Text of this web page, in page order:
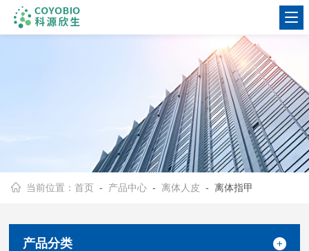
当前位置：首页 - 产品中心 -离体人皮 - 离体指甲
产品分类